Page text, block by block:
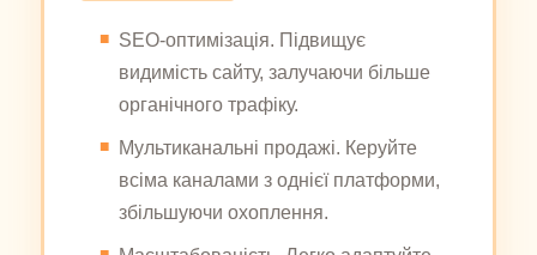
SEO-оптимізація. Підвищує
видимість сайту, залучаючи більше
органічного трафіку.
Мультиканальні продажі. Керуйте
всіма каналами з однієї платформи,
збільшуючи охоплення.